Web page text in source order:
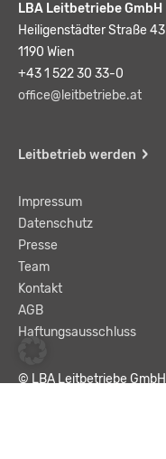
LBA Leitbetriebe GmbH
Heiligenstädter Straße 43
1190 Wien
+43 1 522 30 33-0
office@leitbetriebe.at
Leitbetrieb werden
Impressum
Datenschutz
Presse
Team
Kontakt
AGB
Haftungsausschluss
© LBA Leitbetriebe GmbH